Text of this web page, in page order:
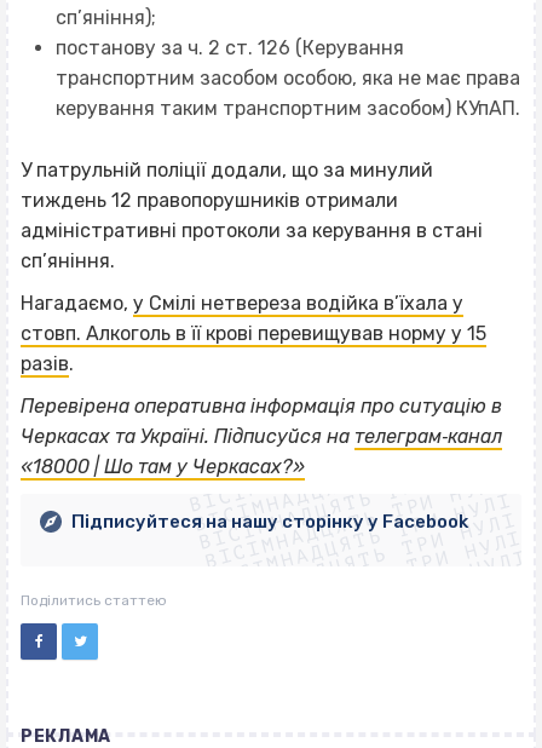
сп’яніння);
постанову за ч. 2 ст. 126 (Керування
транспортним засобом особою, яка не має права
керування таким транспортним засобом) КУпАП.
У патрульній поліції додали, що за минулий
тиждень 12 правопорушників отримали
адміністративні протоколи за керування в стані
сп’яніння.
Нагадаємо, у Смілі нетвереза водійка в’їхала у
стовп. Алкоголь в її крові перевищував норму у 15
разів.
Перевірена оперативна інформація про ситуацію в
Черкасах та Україні. Підписуйся на телеграм‐канал
«18000 | Шо там у Черкасах?»ВІСІМНАДЦЯТЬ ТРИ НУЛІ
ВІСІМНАДЦЯТЬ ТРИ НУЛІ
ВІСІМНАДЦЯТЬ ТРИ НУЛІ
ВІСІМНАДЦЯТЬ ТРИ НУЛІ
ВІСІМНАДЦЯТЬ ТРИ НУЛІ
ВІСІМНАДЦЯТЬ ТРИ НУЛІ
ВІСІМНАДЦЯТЬ ТРИ НУЛІ
ВІСІМНАДЦЯТЬ ТРИ НУЛІ
Підписуйтеся на нашу сторінку у Facebook
Поділитись статтею
РЕКЛАМА